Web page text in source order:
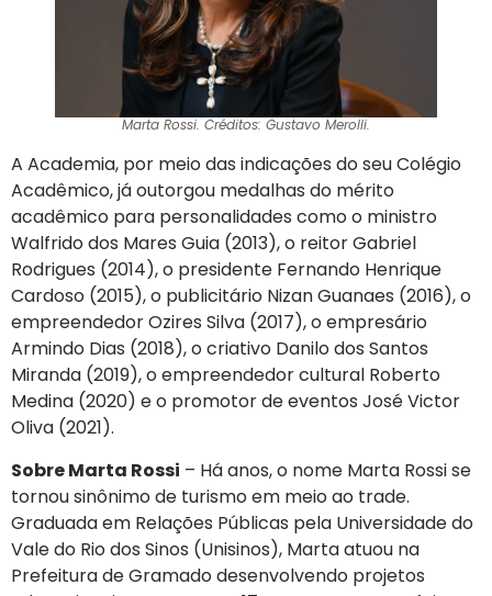
Marta Rossi. Créditos: Gustavo Merolli.
A Academia, por meio das indicações do seu Colégio
Acadêmico, já outorgou medalhas do mérito
acadêmico para personalidades como o ministro
Walfrido dos Mares Guia (2013), o reitor Gabriel
Rodrigues (2014), o presidente Fernando Henrique
Cardoso (2015), o publicitário Nizan Guanaes (2016), o
empreendedor Ozires Silva (2017), o empresário
Armindo Dias (2018), o criativo Danilo dos Santos
Miranda (2019), o empreendedor cultural Roberto
Medina (2020) e o promotor de eventos José Victor
Oliva (2021).
Sobre Marta Rossi – Há anos, o nome Marta Rossi se
tornou sinônimo de turismo em meio ao trade.
Graduada em Relações Públicas pela Universidade do
Vale do Rio dos Sinos (Unisinos), Marta atuou na
Prefeitura de Gramado desenvolvendo projetos